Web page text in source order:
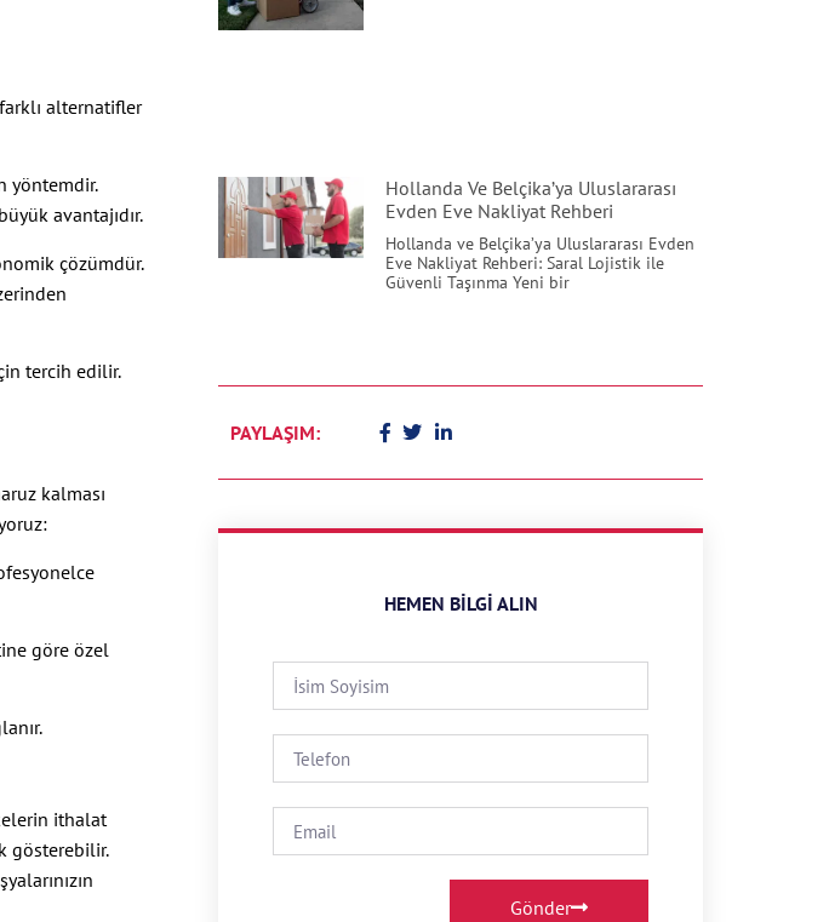
alternatifler
yöntemdir.
avantajıdır.
çözümdür.
tercih edilir.
kalması
göre özel
ithalat
gösterebilir.
Hollanda Ve Belçika’ya Uluslararası
Evden Eve Nakliyat Rehberi
Hollanda ve Belçika’ya Uluslararası Evden
Eve Nakliyat Rehberi: Saral Lojistik ile
Güvenli Taşınma Yeni bir
PAYLAŞIM:
HEMEN BILGI ALIN
Gönder